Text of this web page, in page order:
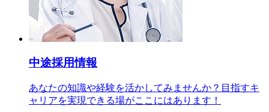
中途採用情報
あなたの知識や経験を活かしてみませんか？目指すキ
ャリアを実現できる場がここにはあります！